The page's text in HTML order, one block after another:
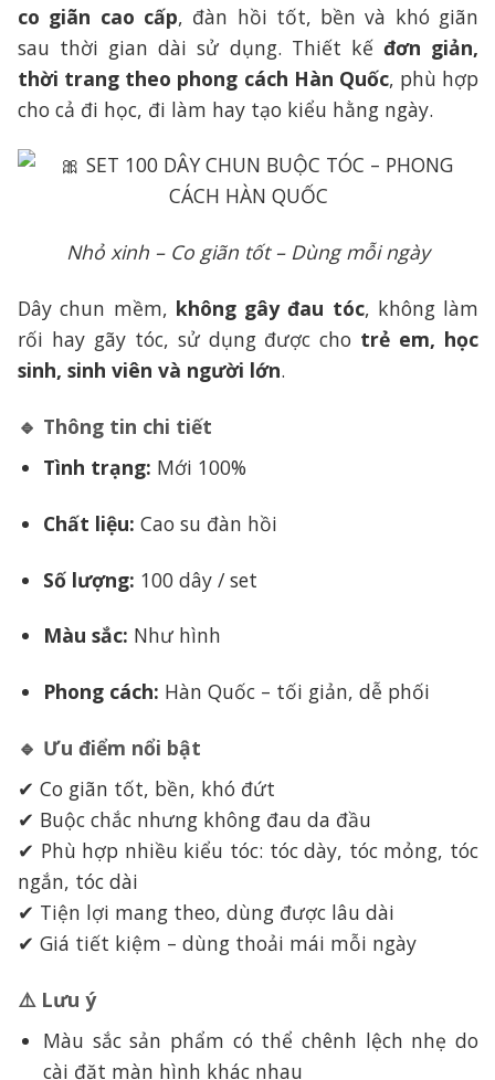
co giãn cao cấp, đàn hồi tốt, bền và khó giãn
sau thời gian dài sử dụng. Thiết kế đơn giản,
thời trang theo phong cách Hàn Quốc, phù hợp
cho cả đi học, đi làm hay tạo kiểu hằng ngày.
Nhỏ xinh – Co giãn tốt – Dùng mỗi ngày
Dây chun mềm, không gây đau tóc, không làm
rối hay gãy tóc, sử dụng được cho trẻ em, học
sinh, sinh viên và người lớn.
🔹 Thông tin chi tiết
Tình trạng: Mới 100%
Chất liệu: Cao su đàn hồi
Số lượng: 100 dây / set
Màu sắc: Như hình
Phong cách: Hàn Quốc – tối giản, dễ phối
🔹 Ưu điểm nổi bật
✔ Co giãn tốt, bền, khó đứt
✔ Buộc chắc nhưng không đau da đầu
✔ Phù hợp nhiều kiểu tóc: tóc dày, tóc mỏng, tóc
ngắn, tóc dài
✔ Tiện lợi mang theo, dùng được lâu dài
✔ Giá tiết kiệm – dùng thoải mái mỗi ngày
⚠️ Lưu ý
Màu sắc sản phẩm có thể chênh lệch nhẹ do
cài đặt màn hình khác nhau